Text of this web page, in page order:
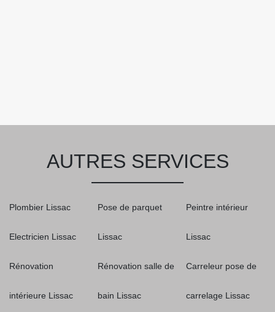
AUTRES SERVICES
Plombier Lissac
Electricien Lissac
Rénovation
intérieure Lissac
Pose de parquet
Lissac
Rénovation salle de
bain Lissac
Peintre intérieur
Lissac
Carreleur pose de
carrelage Lissac